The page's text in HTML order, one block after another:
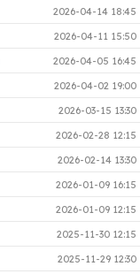
2026-04-14 18:45
2026-04-11 15:50
2026-04-05 16:45
2026-04-02 19:00
2026-03-15 13:30
2026-02-28 12:15
2026-02-14 13:30
2026-01-09 16:15
2026-01-09 12:15
2025-11-30 12:15
2025-11-29 12:30